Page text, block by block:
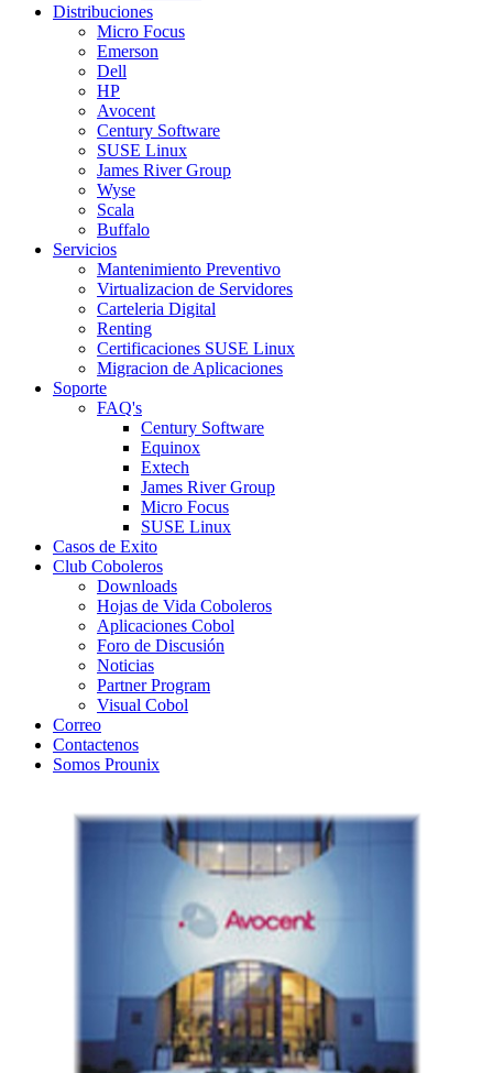
Distribuciones
Micro Focus
Emerson
Dell
HP
Avocent
Century Software
SUSE Linux
James River Group
Wyse
Scala
Buffalo
Servicios
Mantenimiento Preventivo
Virtualizacion de Servidores
Carteleria Digital
Renting
Certificaciones SUSE Linux
Migracion de Aplicaciones
Soporte
FAQ's
Century Software
Equinox
Extech
James River Group
Micro Focus
SUSE Linux
Casos de Exito
Club Coboleros
Downloads
Hojas de Vida Coboleros
Aplicaciones Cobol
Foro de Discusión
Noticias
Partner Program
Visual Cobol
Correo
Contactenos
Somos Prounix